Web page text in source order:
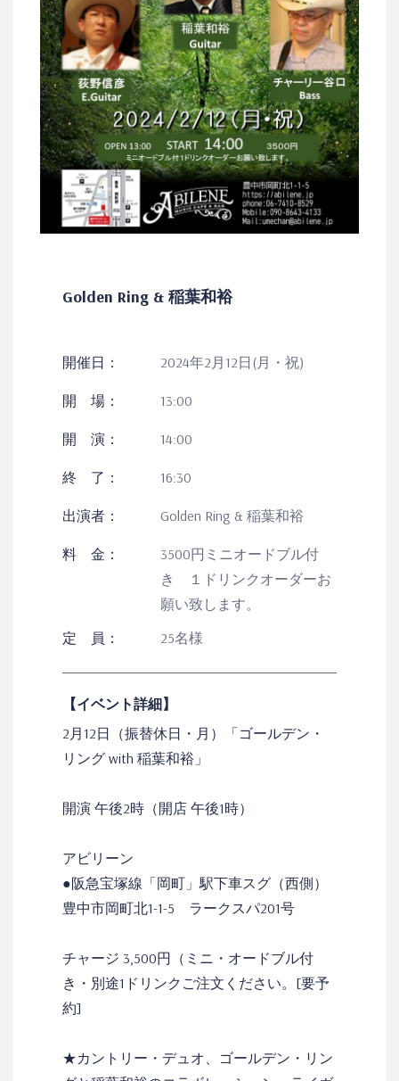
Golden Ring & 稲葉和裕
開催日： 2024年2月12日(月・祝)
開 場： 13:00
開 演： 14:00
終 了： 16:30
出演者： Golden Ring & 稲葉和裕
料 金：
3500円ミニオードブル付
き １ドリンクオーダーお
願い致します。
定 員：
25名様
【イベント詳細】
2月12日（振替休日・月）「ゴールデン・
リング with 稲葉和裕」
開演 午後2時（開店 午後1時）
アビリーン
●阪急宝塚線「岡町」駅下車スグ（西側）
豊中市岡町北1-1-5 ラークスパ201号
チャージ 3,500円（ミニ・オードブル付
き・別途1ドリンクご注文ください。[要予
約]
★カントリー・デュオ、ゴールデン・リン